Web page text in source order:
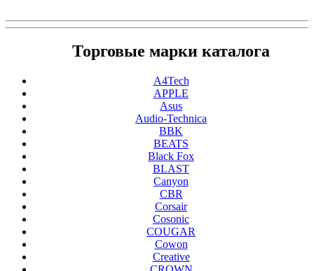
Торговые марки каталога
A4Tech
APPLE
Asus
Audio-Technica
BBK
BEATS
Black Fox
BLAST
Canyon
CBR
Corsair
Cosonic
COUGAR
Cowon
Creative